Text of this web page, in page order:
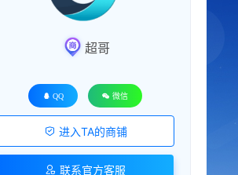
超哥
QQ 微信
进入TA的商铺
联系官方客服